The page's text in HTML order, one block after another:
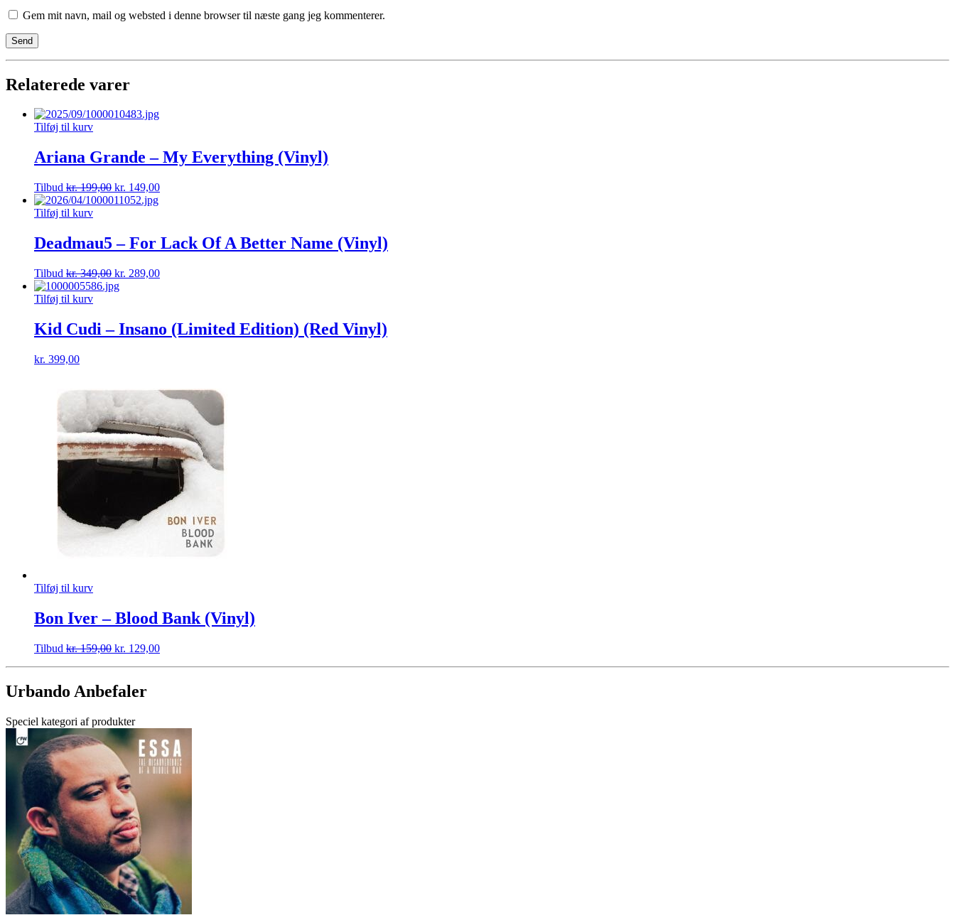
Gem mit navn, mail og websted i denne browser til næste gang jeg kommenterer.
Relaterede varer
Tilføj til kurv
Ariana Grande – My Everything (Vinyl)
Tilbud kr.199,00 kr. 149,00
Tilføj til kurv
Deadmau5 – For Lack Of A Better Name (Vinyl)
Tilbud kr.349,00 kr. 289,00
Tilføj til kurv
Kid Cudi – Insano (Limited Edition) (Red Vinyl)
kr. 399,00
Tilføj til kurv
Bon Iver – Blood Bank (Vinyl)
Tilbud kr.159,00 kr. 129,00
Urbando Anbefaler
Speciel kategori af produkter